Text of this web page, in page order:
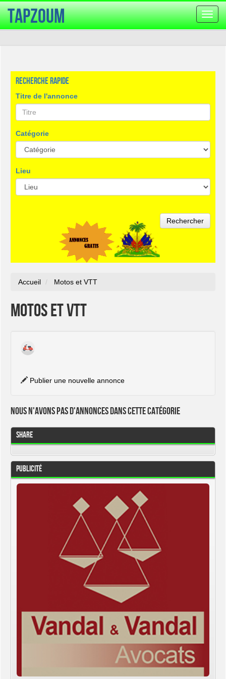
la
TapZoum
Recherche rapide
Titre de l'annonce
Catégorie
Lieu
Rechercher
Accueil Motos et VTT
Motos et VTT
Publier une nouvelle annonce
Nous n'avons pas d'annonces dans cette catégorie
Share
Publicité